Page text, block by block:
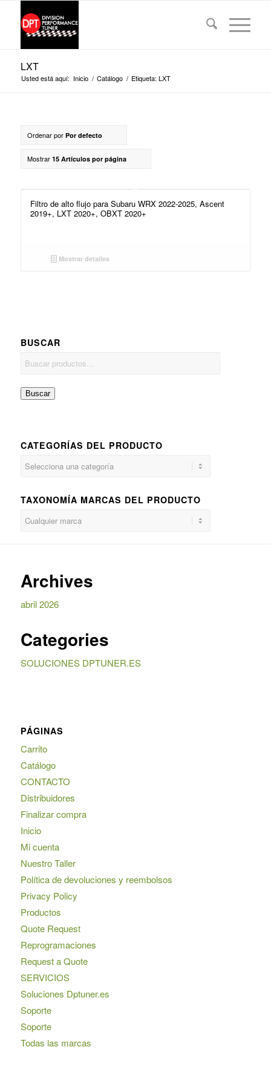
LXT
Usted está aquí: Inicio / Catálogo / Etiqueta: LXT
Ordenar por Por defecto
Mostrar 15 Artículos por página
Filtro de alto flujo para Subaru WRX 2022-2025, Ascent
2019+, LXT 2020+, OBXT 2020+
Mostrar detalles
BUSCAR
Buscar
CATEGORÍAS DEL PRODUCTO
TAXONOMÍA MARCAS DEL PRODUCTO
Archives
abril 2026
Categories
SOLUCIONES DPTUNER.ES
PÁGINAS
Carrito
Catálogo
CONTACTO
Distribuidores
Finalizar compra
Inicio
Mi cuenta
Nuestro Taller
Política de devoluciones y reembolsos
Privacy Policy
Productos
Quote Request
Reprogramaciones
Request a Quote
SERVICIOS
Soluciones Dptuner.es
Soporte
Soporte
Todas las marcas